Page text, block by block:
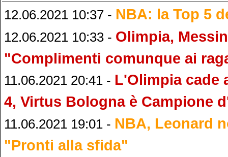
12.06.2021 10:37 - NBA: la Top 5
12.06.2021 10:33 - Olimpia,
"Complimenti comunque ai
11.06.2021 20:41 - L'Olimpia cade
4, Virtus Bologna è Campione
11.06.2021 19:01 - NBA, Leonard
"Pronti alla sfida"